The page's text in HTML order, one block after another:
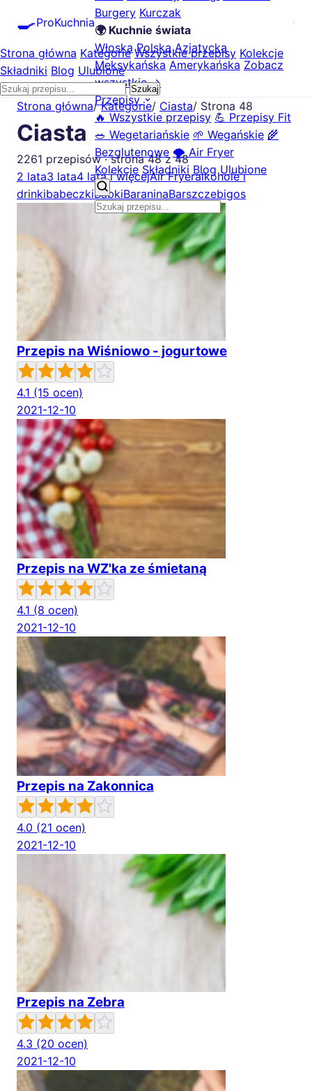
🍳ProKuchnia
Burgery Kurczak
🌍 Kuchnie świata
Włoska Polska Azjatycka
Meksykańska Amerykańska Zobacz
wszystkie →
Przepisy
🔥 Wszystkie przepisy 💪 Przepisy Fit
🥗 Wegetariańskie 🌱 Wegańskie 🌾
Bezglutenowe 🌪️ Air Fryer
Kolekcje Składniki Blog Ulubione
Strona główna Kategorie Wszystkie przepisy Kolekcje
Składniki Blog Ulubione
Szukaj
Strona główna/ Kategorie/ Ciasta/ Strona 48
Ciasta
2261 przepisów · strona 48 z 48
2 lata3 lata4 lata i więcejAir Fryeralkohole i
drinkibabeczkiBabkiBaraninaBarszczebigos
Przepis na Wiśniowo - jogurtowe
4.1 (15 ocen)
2021-12-10
Przepis na WZ'ka ze śmietaną
4.1 (8 ocen)
2021-12-10
Przepis na Zakonnica
4.0 (21 ocen)
2021-12-10
Przepis na Zebra
4.3 (20 ocen)
2021-12-10